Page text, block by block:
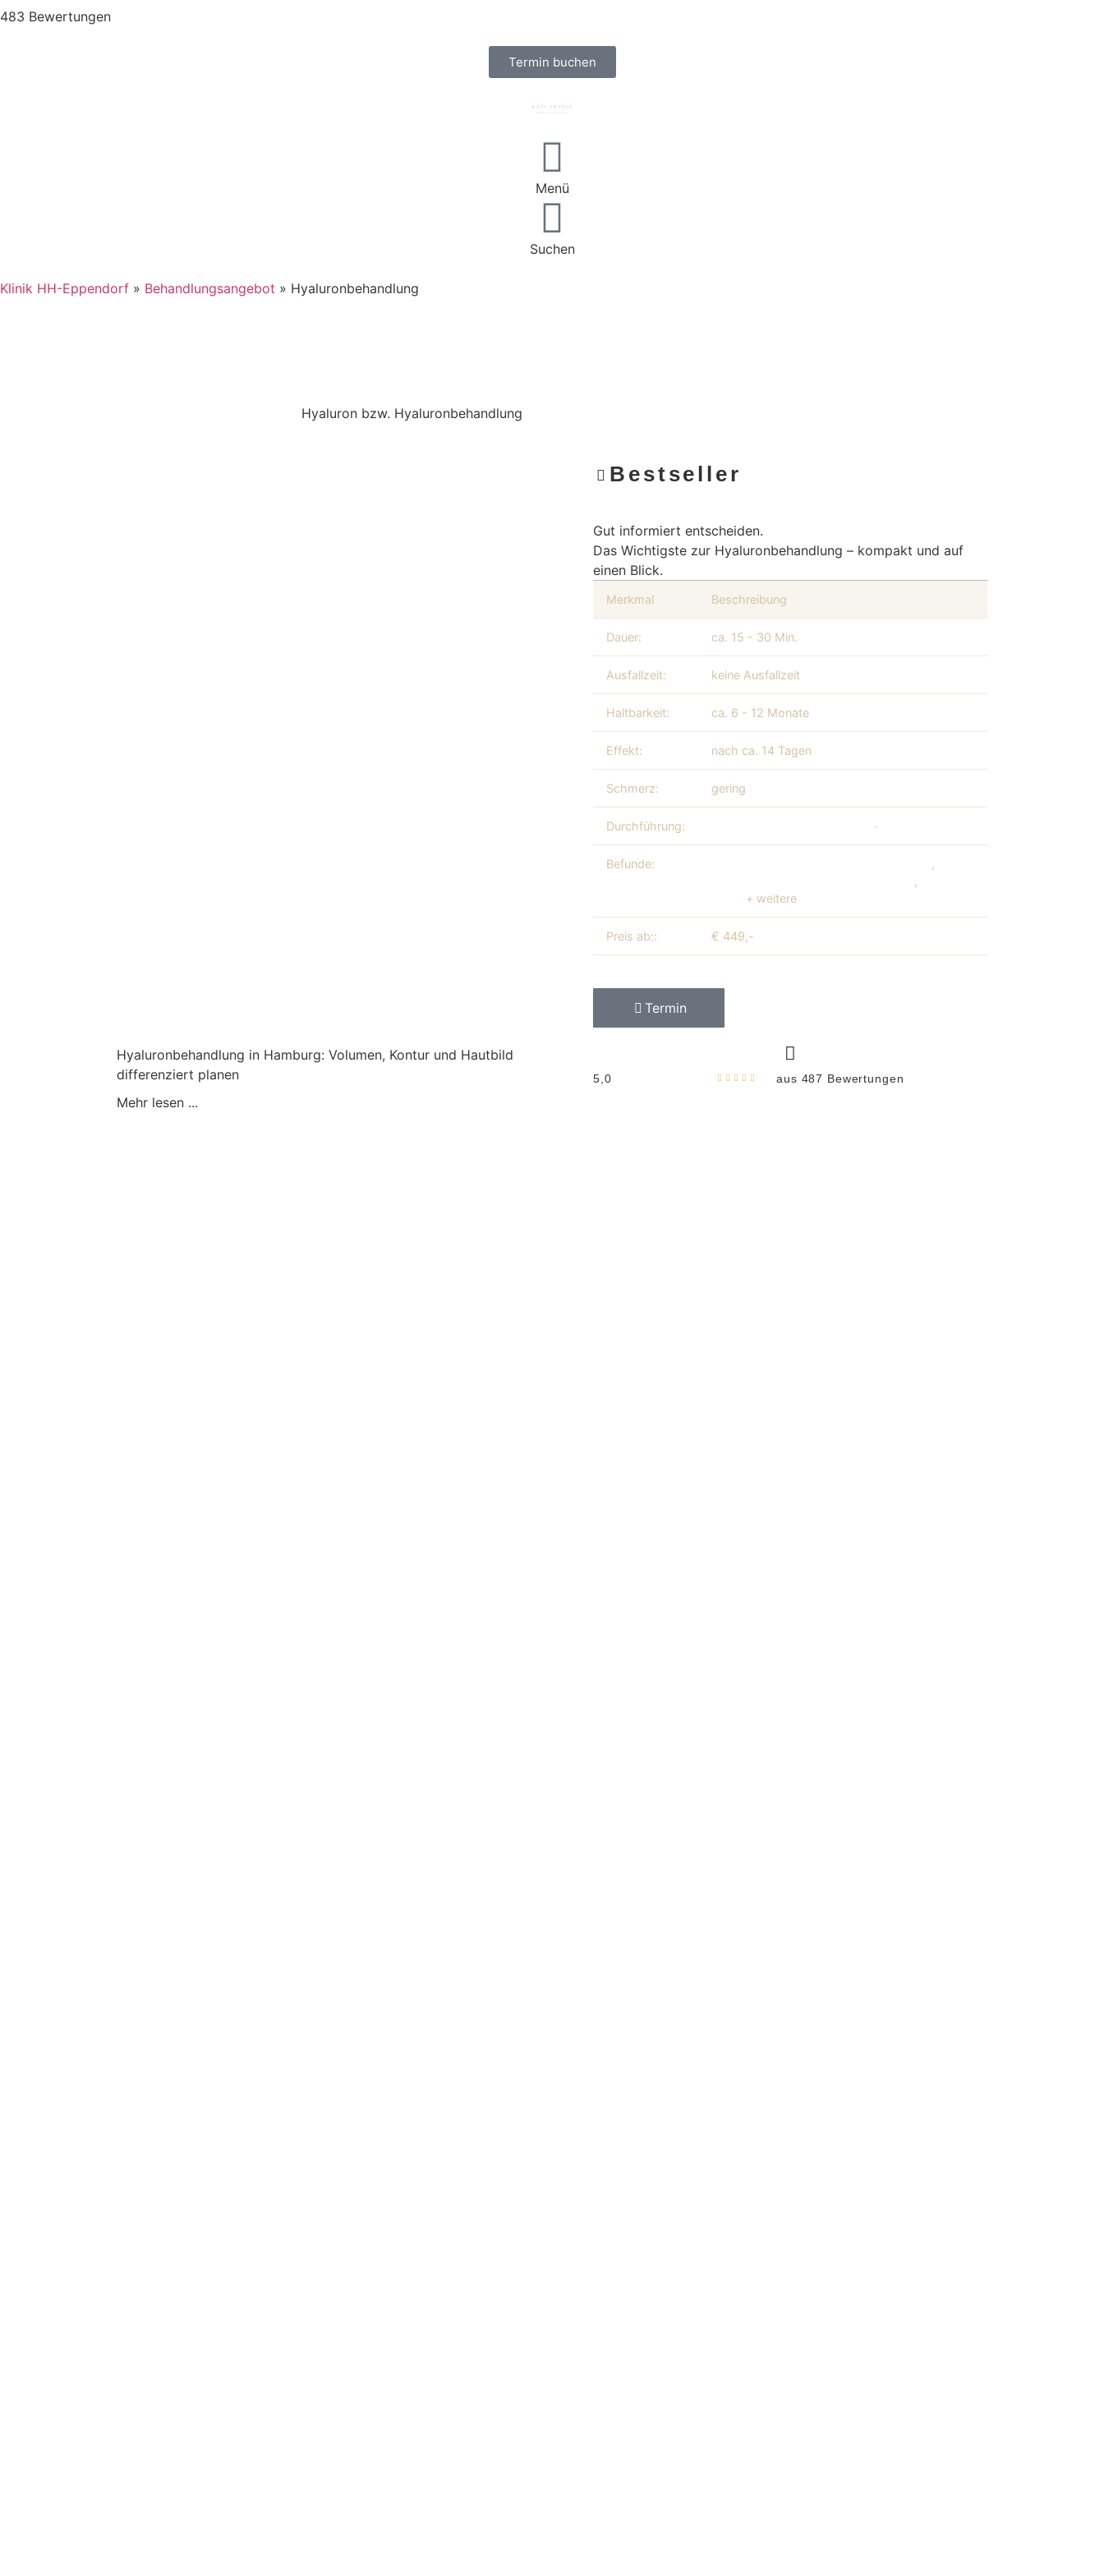
483 Bewertungen
Termin buchen
Menü
Suchen
Klinik HH-Eppendorf » Behandlungsangebot » Hyaluronbehandlung
Hyaluron bzw. Hyaluronbehandlung
Hyaluronbehandlung in Hamburg: Volumen, Kontur und Hautbild
differenziert planen
Mehr lesen ...
Bestseller
Gut informiert entscheiden.
Das Wichtigste zur Hyaluronbehandlung – kompakt und auf
einen Blick.
Merkmal Beschreibung
Dauer: ca. 15 - 30 Min.
Ausfallzeit: keine Ausfallzeit
Haltbarkeit: ca. 6 - 12 Monate
Effekt: nach ca. 14 Tagen
Schmerz: gering
Durchführung: ·
Befunde: ,
,
+ weitere
Preis ab:: € 449,-
Termin
5,0 aus 487 Bewertungen